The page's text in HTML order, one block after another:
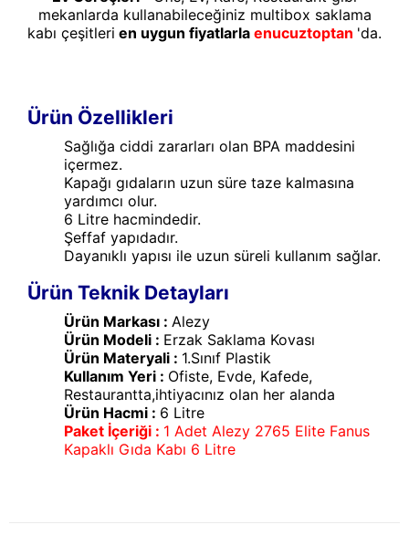
mekanlarda kullanabileceğiniz multibox saklama
kabı çeşitleri en uygun fiyatlarla enucuztoptan 'da.
Ürün Özellikleri
Sağlığa ciddi zararları olan BPA maddesini
içermez.
Kapağı gıdaların uzun süre taze kalmasına
yardımcı olur.
6 Litre hacmindedir.
Şeffaf yapıdadır.
Dayanıklı yapısı ile uzun süreli kullanım sağlar.
Ürün Teknik Detayları
Ürün Markası : Alezy
Ürün Modeli : Erzak Saklama Kovası
Ürün Materyali : 1.Sınıf Plastik
Kullanım Yeri : Ofiste, Evde, Kafede,
Restaurantta,ihtiyacınız olan her alanda
Ürün Hacmi : 6 Litre
Paket İçeriği : 1 Adet Alezy 2765 Elite Fanus
Kapaklı Gıda Kabı 6 Litre